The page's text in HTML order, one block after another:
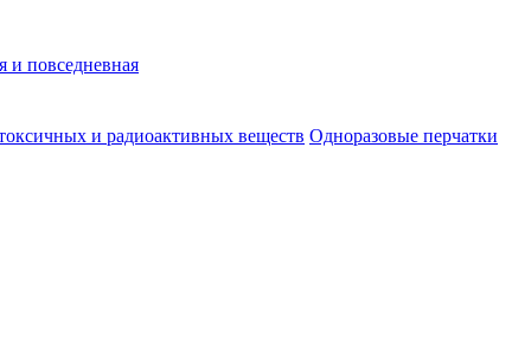
и повседневная
и радиоактивных веществ Одноразовые перчатки